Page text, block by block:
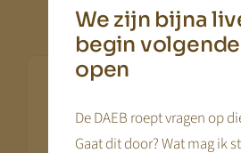
veranderende
We zijn bijna
begin
open
De DAEB roept vragen op
Gaat dit door? Wat mag ik